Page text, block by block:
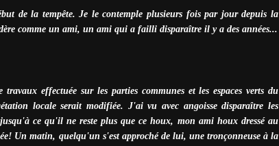
de la tempête. Je le contemple plusieurs fois par jour depuis la
comme un ami, un ami qui a failli disparaître il y a des années...
effectuée sur les parties communes et les espaces verts du
locale serait modifiée. J'ai vu avec angoisse disparaître les
ce qu'il ne reste plus que ce houx, mon ami houx dressé au
Un matin, quelqu'un s'est approché de lui, une tronçonneuse à la